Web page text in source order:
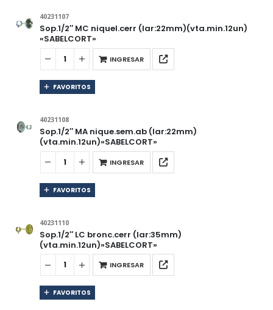
40231107
Sop.1/2″ MC niquel.cerr (lar:22mm)(vta.min.12un)
«SABELCORT»
INGRESAR
FAVORITOS
40231108
Sop.1/2″ MA nique.sem.ab (lar:22mm)
(vta.min.12un)»SABELCORT»
INGRESAR
FAVORITOS
40231110
Sop.1/2″ LC bronc.cerr (lar:35mm)
(vta.min.12un)»SABELCORT»
INGRESAR
FAVORITOS